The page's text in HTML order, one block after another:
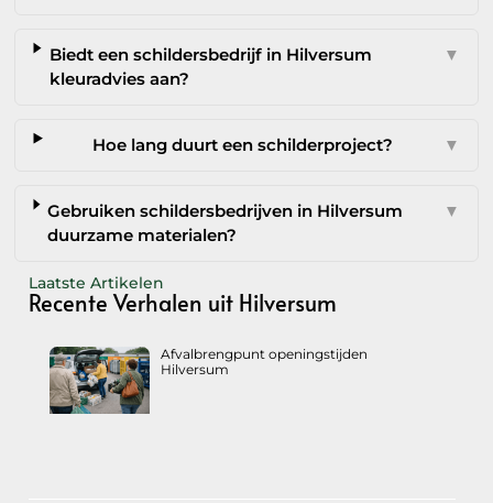
Biedt een schildersbedrijf in Hilversum
kleuradvies aan?
▼
Hoe lang duurt een schilderproject? ▼
Gebruiken schildersbedrijven in Hilversum
duurzame materialen?
▼
Laatste Artikelen
Recente Verhalen uit Hilversum
Afvalbrengpunt openingstijden
Hilversum